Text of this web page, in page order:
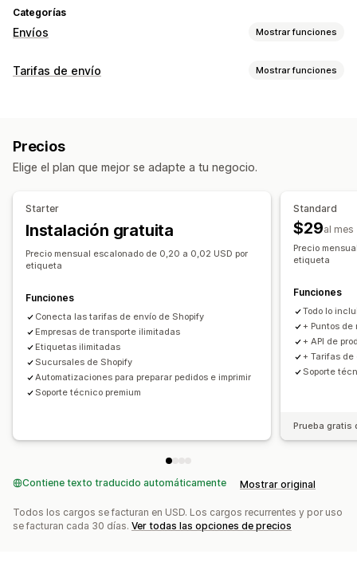
Categorías
Envíos Mostrar funciones
Etiquetas y embalaje
Escaneo de códigos de barras
Reglas de envío
Sincronización de pedidos
Tarifas de envío
Sincronización de pedidos
Seguimiento en tiempo real
Tarifas de envío Mostrar funciones
Basado en el cliente
Basado en la cantidad Basado en el peso Código postal
Personalización
Validación de direcciones
Múltiples idiomas
Múltiples monedas
Precios
Elige el plan que mejor se adapte a tu negocio.
Starter
Instalación gratuita
Precio mensual escalonado de 0,20 a 0,02 USD por
etiqueta
Funciones
Conecta las tarifas de envío de Shopify
Empresas de transporte ilimitadas
Etiquetas ilimitadas
Sucursales de Shopify
Automatizaciones para preparar pedidos e imprimir
Soporte técnico premium
Standard
$29al mes
Precio
etiqueta
Funciones
Todo lo
+ Puntos
+ API de
+ Tarifas
Soporte
Prueba gratis
Contiene texto traducido automáticamente Mostrar original
Todos los cargos se facturan en USD. Los cargos recurrentes y por uso
se facturan cada 30 días. Ver todas las opciones de precios